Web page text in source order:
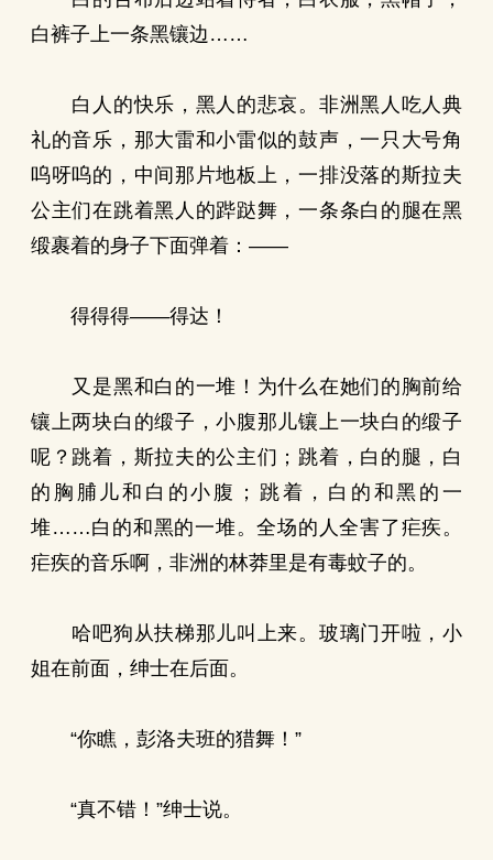
白裤子上一条黑镶边……
白人的快乐，黑人的悲哀。非洲黑人吃人典
礼的音乐，那大雷和小雷似的鼓声，一只大号角
呜呀呜的，中间那片地板上，一排没落的斯拉夫
公主们在跳着黑人的跸跶舞，一条条白的腿在黑
缎裹着的身子下面弹着：——
得得得——得达！
又是黑和白的一堆！为什么在她们的胸前给
镶上两块白的缎子，小腹那儿镶上一块白的缎子
呢？跳着，斯拉夫的公主们；跳着，白的腿，白
的胸脯儿和白的小腹；跳着，白的和黑的一
堆……白的和黑的一堆。全场的人全害了疟疾。
疟疾的音乐啊，非洲的林莽里是有毒蚊子的。
哈吧狗从扶梯那儿叫上来。玻璃门开啦，小
姐在前面，绅士在后面。
“你瞧，彭洛夫班的猎舞！”
“真不错！”绅士说。